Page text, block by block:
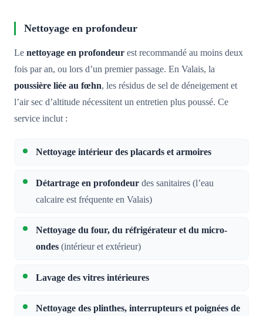
Nettoyage en profondeur
Le nettoyage en profondeur est recommandé au moins deux
fois par an, ou lors d’un premier passage. En Valais, la
poussière liée au fœhn, les résidus de sel de déneigement et
l’air sec d’altitude nécessitent un entretien plus poussé. Ce
service inclut :
Nettoyage intérieur des placards et armoires
Détartrage en profondeur des sanitaires (l’eau
calcaire est fréquente en Valais)
Nettoyage du four, du réfrigérateur et du micro-
ondes (intérieur et extérieur)
Lavage des vitres intérieures
Nettoyage des plinthes, interrupteurs et poignées de